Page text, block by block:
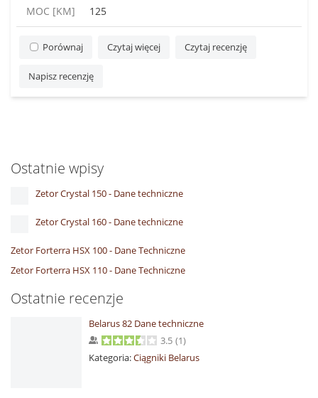
MOC [KM]
125
Porównaj Czytaj więcej Czytaj recenzję
Napisz recenzję
Ostatnie wpisy
Zetor Crystal 150 - Dane techniczne
Zetor Crystal 160 - Dane techniczne
Zetor Forterra HSX 100 - Dane Techniczne
Zetor Forterra HSX 110 - Dane Techniczne
Ostatnie recenzje
Belarus 82 Dane techniczne
3.5 (1)
Kategoria:Ciągniki Belarus